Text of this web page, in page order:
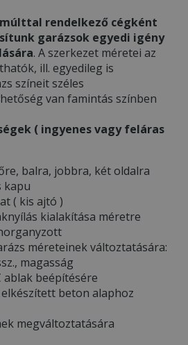
rendelkező cégként
garázsok egyedi igény
. A szerkezet méretei az
ill. egyedileg is
színeit széles
van famintás színben
( ingyenes vagy feláras
balra, jobbra, két oldalra
kapu
( kis ajtó )
kialakítása méretre
méreteinek változtatására:
magasság
ablak beépítésére
beton alaphoz
megváltoztatására